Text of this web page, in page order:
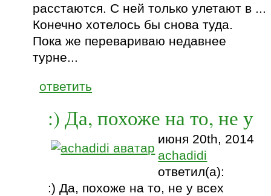
расстаются. С ней только улетают в ...
Конечно хотелось бы снова туда.
Пока же перевариваю недавнее
турне...
ответить
:) Да, похоже на то, не у
июня 20th, 2014
achadidi
ответил(а):
:) Да, похоже на то, не у всех